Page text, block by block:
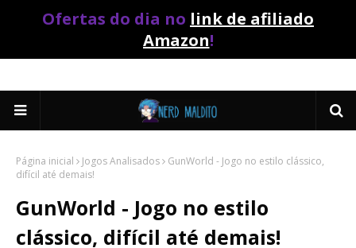
Ofertas do dia no link de afiliado
Amazon!
Página inicial Jogos Analisados
GunWorld - Jogo no estilo clássico,
difícil até demais!
GunWorld - Jogo no estilo
clássico, difícil até demais!